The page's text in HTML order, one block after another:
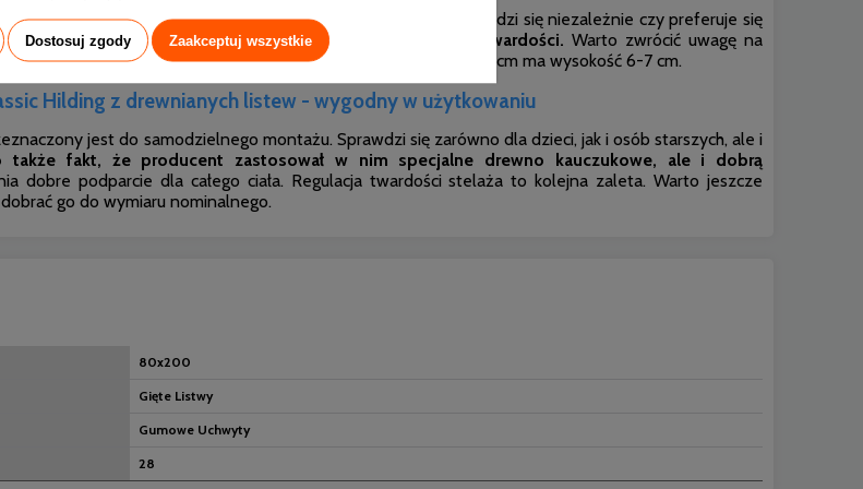
dzięki temu dopasowuje się do pozycji w jakiej śpimy. Sprawdzi się niezależnie czy preferuje się
umieszczone zostały pierścienie służące do regulacji twardości. Warto zwrócić uwagę na
zatem poprawiają wentylację. Rozmiar stelaża 140 x 200 cm ma wysokość 6-7 cm.
Hilding z drewnianych listew - wygodny w użytkowaniu
jest do samodzielnego montażu. Sprawdzi się zarówno dla dzieci, jak i osób starszych, ale i
fakt, że producent zastosował w nim specjalne drewno kauczukowe, ale i dobrą
dobre podparcie dla całego ciała. Regulacja twardości stelaża to kolejna zaleta. Warto jeszcze
go do wymiaru nominalnego.
80x200
Gięte Listwy
Gumowe Uchwyty
28
Dostosuj zgody Zaakceptuj wszystkie